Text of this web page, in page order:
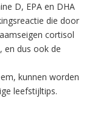
D, EPA en DHA
die door
cortisol
en dus ook de
kunnen worden
leefstijltips.